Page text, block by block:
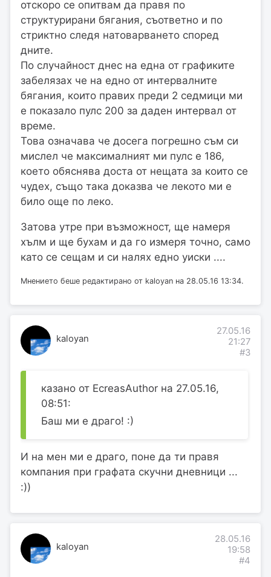
отскоро се опитвам да правя по
структурирани бягания, съответно и по
стриктно следя натоварването според
дните.
По случайност днес на една от графиките
забелязах че на едно от интервалните
бягания, които правих преди 2 седмици ми
е показало пулс 200 за даден интервал от
време.
Това означава че досега погрешно съм си
мислел че максималният ми пулс е 186,
което обяснява доста от нещата за които се
чудех, също така доказва че лекото ми е
било още по леко.
Затова утре при възможност, ще намеря
хълм и ще бухам и да го измеря точно, само
като се сещам и си налях едно уиски ....
Мнението беше редактирано от kaloyan на 28.05.16 13:34.
kaloyan
27.05.16
21:27
#3
казано от EcreasAuthor на 27.05.16,
08:51:
Баш ми е драго! :)
И на мен ми е драго, поне да ти правя
компания при графата скучни дневници ...
:))
kaloyan
28.05.16
19:58
#4